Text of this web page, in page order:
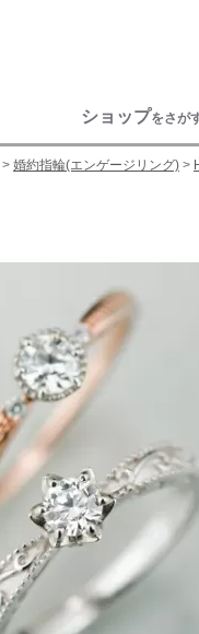
ショップをさが
婚約指輪(エンゲージリング)